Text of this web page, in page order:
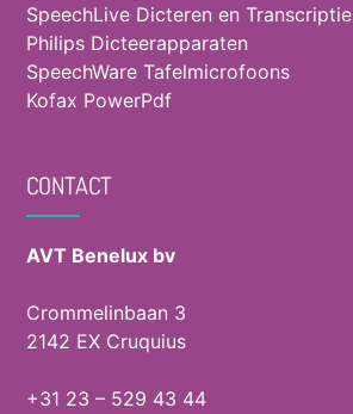
SpeechLive Dicteren en Transcriptie
Philips Dicteerapparaten
SpeechWare Tafelmicrofoons
Kofax PowerPdf
CONTACT
AVT Benelux bv
Crommelinbaan 3
2142 EX Cruquius
+31 23 – 529 43 44